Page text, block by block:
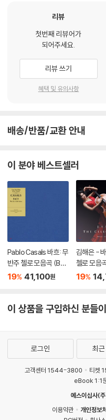
리뷰
첫번째 리뷰어가
되어주세요.
리뷰 쓰기
혜택 및 유의사항
배송/반품/교환 안내
이 분야 베스트셀러
Pablo Casals 바흐: 무
반주 첼로 모음곡 (Bac
h: Cello Suites) [SA
19% 41,100원
김해은 -
첼로 모음
6번
19%
이 상품을 구입하신 분들
로그인 최
고객센터 1544-3800 티켓
eBook 1:1
예스이십사(
이용약관
개인정보